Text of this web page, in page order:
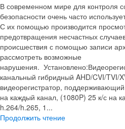
В современном мире для контроля
безопасности очень часто
С их помощью производится
предотвращения несчастных
происшествия с помощью записи
рассмотреть возможные
нарушения.
канальный гибридный AHD/CVI/TVI/
видеорегистратор,
на каждый канал, (1080P) 25 к/с на
h.264/h.265, 1...
Продолжить чтение